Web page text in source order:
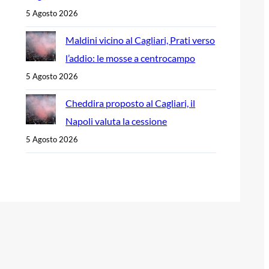
5 Agosto 2026
Maldini vicino al Cagliari, Prati verso
l’addio: le mosse a centrocampo
5 Agosto 2026
Cheddira proposto al Cagliari, il
Napoli valuta la cessione
5 Agosto 2026